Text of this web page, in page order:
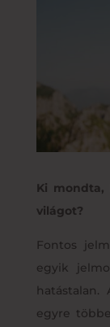
Ki
világot?
Fontos
egyik
egyre